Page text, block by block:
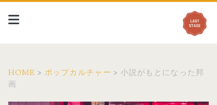
HOME > ポップカルチャー > 小説がもとになった邦
画